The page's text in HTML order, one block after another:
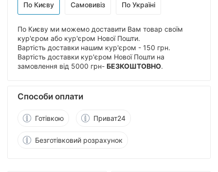
По Києву Самовивіз По Україні
По Києву ми можемо доставити Вам товар своїм
кур'єром або кур'єром Нової Пошти.
Вартість доставки нашим кур'єром - 150 грн.
Вартість доставки кур'єром Нової Пошти на
замовлення від 5000 грн- БЕЗКОШТОВНО.
Способи оплати
Готівкою Приват24
Безготівковий розрахунок